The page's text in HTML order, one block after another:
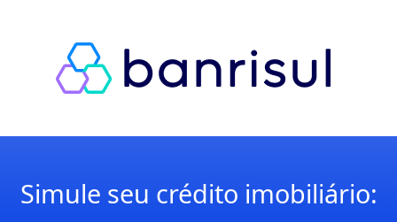
Simule seu crédito imobiliário: